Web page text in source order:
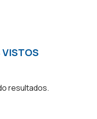
VISTOS
resultados.